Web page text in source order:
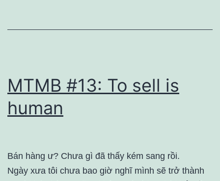
MTMB #13: To sell is
human
Bán hàng ư? Chưa gì đã thấy kém sang rồi.
Ngày xưa tôi chưa bao giờ nghĩ mình sẽ trở thành